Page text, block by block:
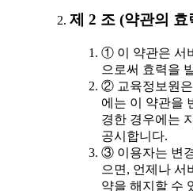
제 2 조 (약관의 효
① 이 약관은 서
으로써 효력을
② 교육정보원은
에는 이 약관을
경한 경우에는
공시합니다.
③ 이용자는 변
으면, 언제나 서
약을 해지할 수